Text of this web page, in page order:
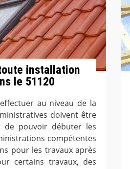
installation
le 51120
au niveau de la
doivent être
de pouvoir débuter les
compétentes
pour les travaux après
certains travaux, des